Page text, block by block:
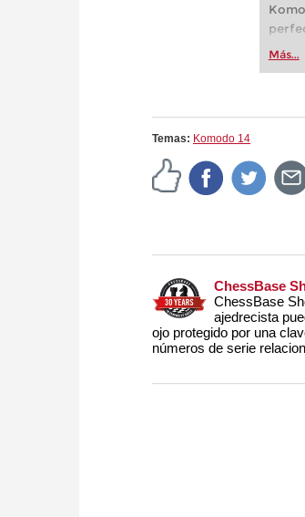
Más...
Temas: Komodo 14
ChessBase
ChessBase
ajedrecista
ojo protegido por una
números de serie